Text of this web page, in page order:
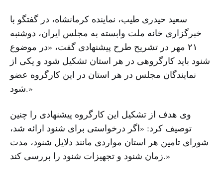
سعید حیدری طیب، نماینده کرمانشاه، در گفتگو با
خبرگزاری خانه ملت وابسته به مجلس ایران، دوشنبه
۲۱ مهر در تشریح طرح پیشنهادی گفت، «در موضوع
شنود باید کارگروهی در هر استان تشکیل شود و یکی از
نمایندگان مجلس در هر استان در این کارگروه عضو
شود.»
وی هدف از تشکیل این کارگروه پیشنهادی را چنین
توصیف کرد: «اگر درخواستی برای شنود ارائه شد،
شورای تامین هر استان مواردی مانند دلایل شنود، مدت
زمان شنود و تجهیزات شنود را بررسی کند.»